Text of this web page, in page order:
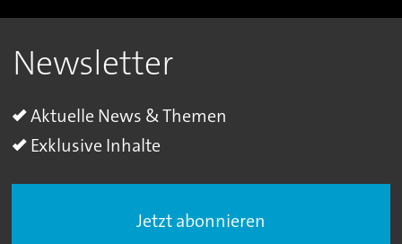
Newsletter
Aktuelle News & Themen
Exklusive Inhalte
Jetzt abonnieren